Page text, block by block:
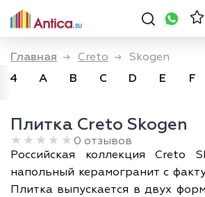
Главная → Creto → Skogen
4
A B C D E F
Плитка Creto Skogen
0 отзывов
Российская коллекция Creto
напольный керамогранит с
Плитка выпускается в двух